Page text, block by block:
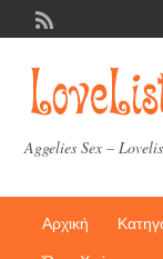
Aggelies Sex –
Αρχική